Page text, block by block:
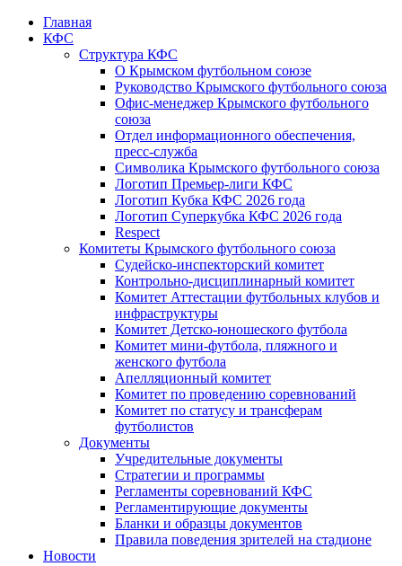
Главная
КФС
Структура КФС
О Крымском футбольном союзе
Руководство Крымского футбольного союза
Офис-менеджер Крымского футбольного
союза
Отдел информационного обеспечения,
пресс-служба
Символика Крымского футбольного союза
Логотип Премьер-лиги КФС
Логотип Кубка КФС 2026 года
Логотип Суперкубка КФС 2026 года
Respect
Комитеты Крымского футбольного союза
Судейско-инспекторский комитет
Контрольно-дисциплинарный комитет
Комитет Аттестации футбольных клубов и
инфраструктуры
Комитет Детско-юношеского футбола
Комитет мини-футбола, пляжного и
женского футбола
Апелляционный комитет
Комитет по проведению соревнований
Комитет по статусу и трансферам
футболистов
Документы
Учредительные документы
Стратегии и программы
Регламенты соревнований КФС
Регламентирующие документы
Бланки и образцы документов
Правила поведения зрителей на стадионе
Новости